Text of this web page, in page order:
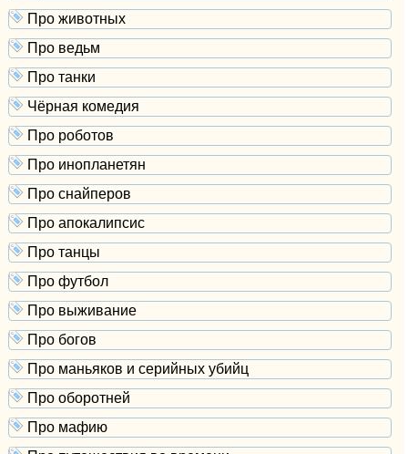
Про животных
Про ведьм
Про танки
Чёрная комедия
Про роботов
Про инопланетян
Про снайперов
Про апокалипсис
Про танцы
Про футбол
Про выживание
Про богов
Про маньяков и серийных убийц
Про оборотней
Про мафию